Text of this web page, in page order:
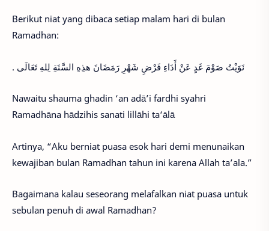
Berikut niat yang dibaca setiap malam hari di bulan
Ramadhan:
Nawaitu shauma ghadin ‘an adā’i fardhi syahri
Ramadhāna hādzihis sanati lillāhi ta‘ālā
Artinya, “Aku berniat puasa esok hari demi menunaikan
kewajiban bulan Ramadhan tahun ini karena Allah ta’ala.”
Bagaimana kalau seseorang melafalkan niat puasa untuk
sebulan penuh di awal Ramadhan?